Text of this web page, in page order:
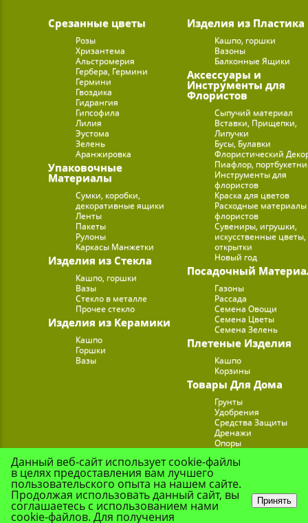
Срезанные цветы
Розы
Хризантема
Альстромерия
Гербера, Гермини
Гермини
Гвоздика
Гидрангия
Гипсофила
Лилия
Эустома
Зелень
Аранжировка
Упаковочные
Материалы
Сумки, коробки,
декоративные ящики
Ленты
Пакеты
Рулоны
Каркасы Манжетки
Изделия из Стекла
Кашпо, горшки
Вазы
Стекло в металле
Прочее стекло
Изделия из Керамики
Кашпо
Горшки
Вазы
Изделия из Пластика
Кашпо, горшки
Вазоны
Балконные Ящики
Аксессуары и
Инструменты для
Флористов
Сыпучий материал
Вставки, Прищепки,
Липучки
Бусы, Булавки
Флористический
Пиафлор,
Инструменты для
флористов
Краска для цветов
Расходные
флористов
Сувениры, игрушки,
искусственные цветы,
открытки
Новый год
Посадочный
Газоны
Рассада
Семена Овощи
Семена Цветы
Семена Зелень
Плетеные Изделия
Кашпо
Корзины
Товары Для Дома
Грунты
Удобрения
Средства Защиты
Дренажи
Опоры
Подставки для Цветов
Данный веб-сайт использует cookie-файлы
в целях предоставления вам лучшего
пользовательского опыта на нашем сайте.
Продолжая использовать данный сайт, вы
соглашаетесь с использованием нами
cookie-файлов. Для получения
Принять